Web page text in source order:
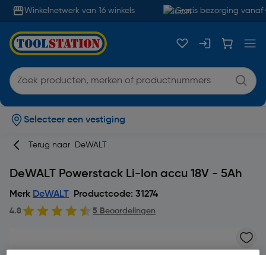
Winkelnetwerk van 16 winkels Gratis bezorging vanaf
Selecteer een vestiging
Terug naar DeWALT
DeWALT Powerstack Li-Ion accu 18V - 5Ah
Merk DeWALT Productcode: 31274
4.8 5 Beoordelingen